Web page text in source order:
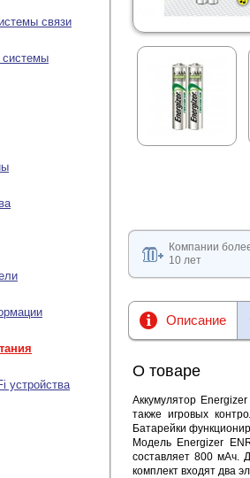
связи
системы
устройства
Компании
10 лет
Описание
О товаре
Аккумулятор
также игровых
Батарейки
Модель Energizer
составляет 800 мАч.
комплект входят два